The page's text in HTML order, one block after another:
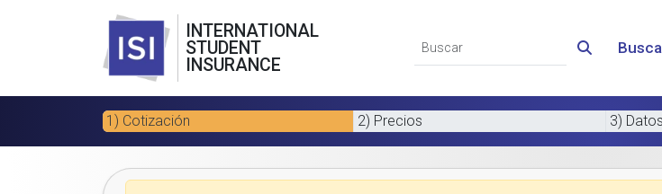
INTERNATIONAL
STUDENT
INSURANCE
1) Cotización 2) Precios 3) Datos